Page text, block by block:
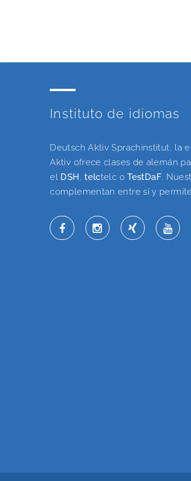
Instituto de idiomas
Deutsch Aktiv Sprachinstitut, la
Aktiv ofrece clases de alemán
el DSH ,telctelc oTestDaF.
complementan entre sí y